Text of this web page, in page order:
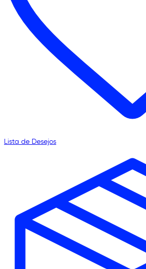
Lista de Desejos